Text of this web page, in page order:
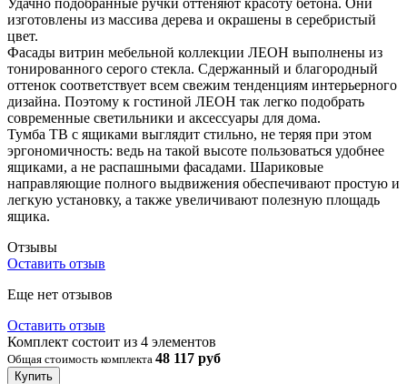
изготовлены из массива дерева и окрашены в серебристый
цвет.
Фасады витрин мебельной коллекции ЛЕОН выполнены из
тонированного серого стекла. Сдержанный и благородный
оттенок соответствует всем свежим тенденциям интерьерного
дизайна. Поэтому к гостиной ЛЕОН так легко подобрать
современные светильники и аксессуары для дома.
Тумба ТВ с ящиками выглядит стильно, не теряя при этом
эргономичность: ведь на такой высоте пользоваться удобнее
ящиками, а не распашными фасадами. Шариковые
направляющие полного выдвижения обеспечивают простую и
легкую установку, а также увеличивают полезную площадь
ящика.
Отзывы
Оставить отзыв
Еще нет отзывов
Оставить отзыв
Комплект состоит из 4 элементов
Общая стоимость комплекта 48 117 руб
Купить